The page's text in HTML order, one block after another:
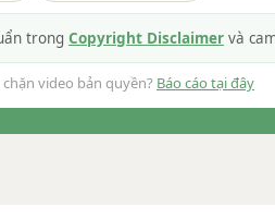
trong Copyright Disclaimer và
video bản quyền? Báo cáo tại đây